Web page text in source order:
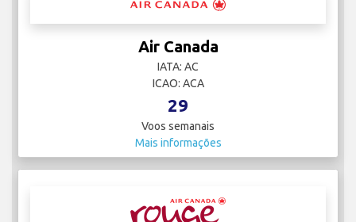
Air Canada
IATA: AC
ICAO: ACA
29
Voos semanais
Mais informações